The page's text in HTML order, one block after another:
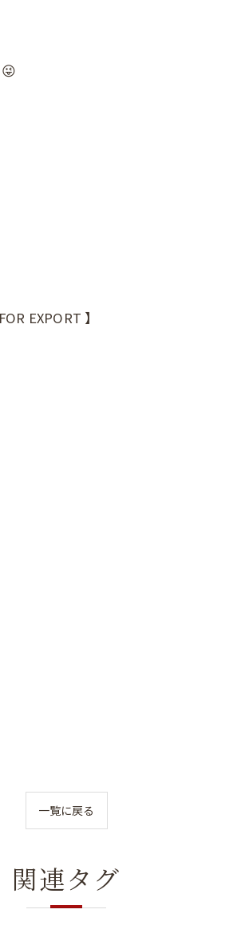
EXPORT 】
一覧に戻る
関連タグ